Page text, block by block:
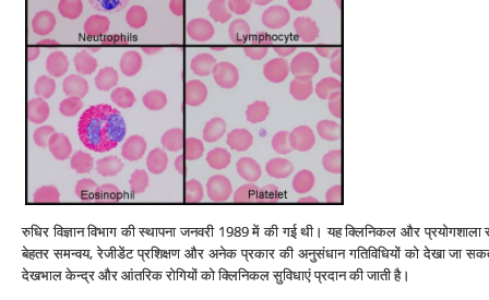
रुधिर विज्ञान विभाग की स्‍थापना जनवरी 1989 में की गई थी। यह क्लिनिकल और
बेहतर समन्‍वय, रेजीडेंट प्रशिक्षण और अनेक प्रकार की अनुसंधान गतिविधियों को देखा जा
देखभाल केन्‍द्र और आंतरिक रोगियों को क्लिनिकल सुविधाएं प्रदान की जाती है।